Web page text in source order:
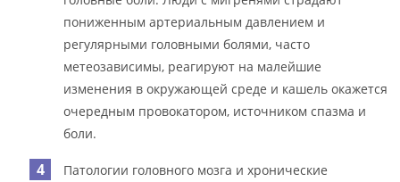
пониженным артериальным давлением и
регулярными головными болями, часто
метеозависимы, реагируют на малейшие
изменения в окружающей среде и кашель окажется
очередным провокатором, источником спазма и
боли.
Патологии головного мозга и хронические